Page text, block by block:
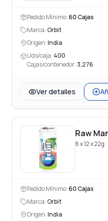
Pedido Mínimo:60Cajas
Marca:Orbit
Origen:India
Uds/caja: 400
Cajas/contenedor:3,276
Ver detalles
Raw
8 x 12 x 22g
Pedido Mínimo:60Cajas
Marca:Orbit
Origen:India